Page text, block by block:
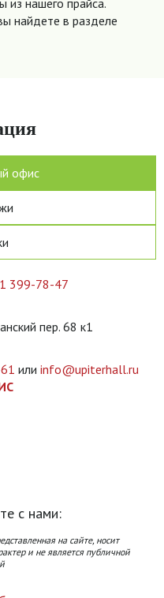
из нашего прайса.
найдете в разделе
офис
399-78-47
пер. 68 к1
или info@upiterhall.ru
с нами:
на сайте, носит
и не является публичной